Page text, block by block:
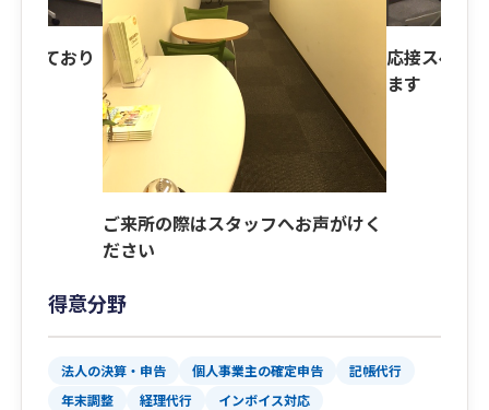
承っており
ご来所の際はスタッフへお声がけく
ださい
応接スペー
ます
得意分野
法人の決算・申告 個人事業主の確定申告
記帳代行
年末調整
経理代行
インボイス対応